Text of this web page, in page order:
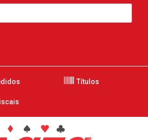
Títulos